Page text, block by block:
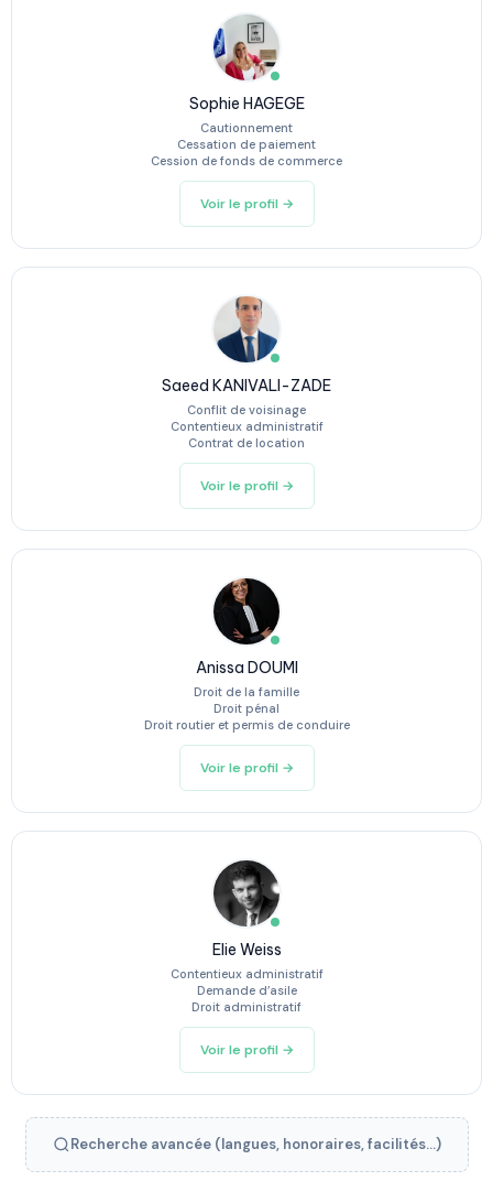
Sophie HAGEGE
Cautionnement
Cessation de paiement
Cession de fonds de commerce
Voir le profil →
Saeed KANIVALI-ZADE
Conflit de voisinage
Contentieux administratif
Contrat de location
Voir le profil →
Anissa DOUMI
Droit de la famille
Droit pénal
Droit routier et permis de conduire
Voir le profil →
Elie Weiss
Contentieux administratif
Demande d’asile
Droit administratif
Voir le profil →
Recherche avancée (langues, honoraires, facilités...)